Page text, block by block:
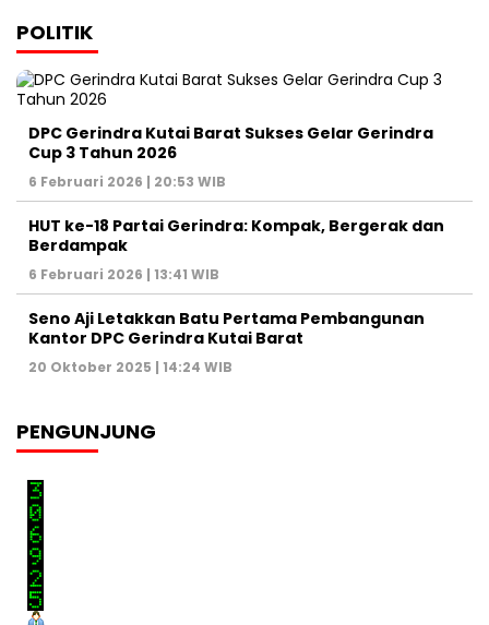
POLITIK
DPC Gerindra Kutai Barat Sukses Gelar Gerindra
Cup 3 Tahun 2026
6 Februari 2026 | 20:53 WIB
HUT ke-18 Partai Gerindra: Kompak, Bergerak dan
Berdampak
6 Februari 2026 | 13:41 WIB
Seno Aji Letakkan Batu Pertama Pembangunan
Kantor DPC Gerindra Kutai Barat
20 Oktober 2025 | 14:24 WIB
PENGUNJUNG